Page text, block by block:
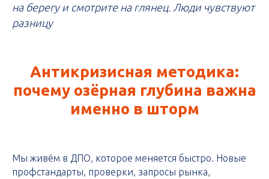
на берегу и смотрите на глянец. Люди чувствуют
разницу
Антикризисная методика:
почему озёрная глубина важна
именно в шторм
Мы живём в ДПО, которое меняется быстро. Новые
профстандарты, проверки, запросы рынка,